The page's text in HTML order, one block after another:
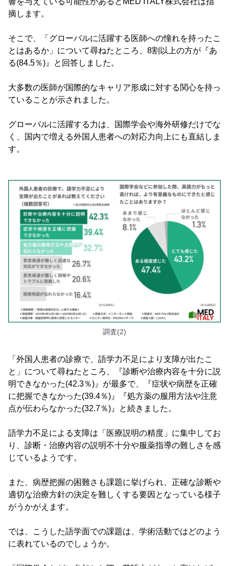
摘します。
そこで、「グローバルに活躍する医師への憧れを持ったこ
とはあるか」について尋ねたところ、8割以上の方が『あ
る(84.5％)』と回答しました。
大多数の医師が国際的なキャリア形成に対する関心を持っ
ていることが示されました。
グローバルに活躍する力は、国際学会や海外研修だけでな
く、国内で増える外国人患者への対応力向上にも直結しま
す。
調査(2)
「外国人患者の診療で、語学力不足により支障が出たこ
と」について尋ねたところ、『診断や治療内容を十分に説
明できなかった(42.3％)』が最多で、『症状や病歴を正確
に把握できなかった(39.4％)』『処方薬の服用方法や注意
点が伝わらなかった(32.7％)』と続きました。
語学力不足による支障は「医療説明の精度」に集中してお
り、診断・治療内容の説明不十分や服薬指導の難しさを感
じているようです。
また、病歴把握の困難さも課題に挙げられ、正確な診断や
適切な治療方針の決定を難しくする要因となっている様子
がうかがえます。
では、こうした語学面での課題は、学術活動ではどのよう
に表れているのでしょうか。